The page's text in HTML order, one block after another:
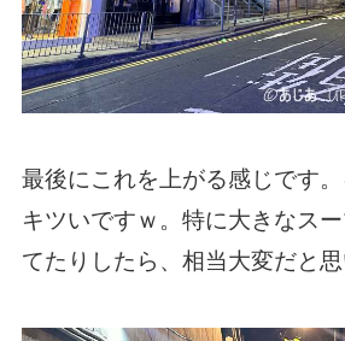
最後にこれを上がる感じです
キツいですｗ。特に大きなス
てたりしたら、相当大変だと思